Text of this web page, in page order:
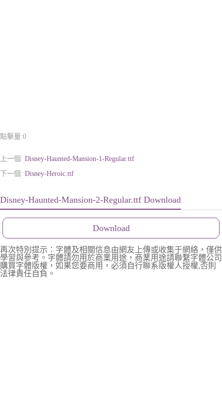
點擊量:0
上一個: Disney-Haunted-Mansion-1-Regular.ttf
下一個: Disney-Heroic.ttf
Disney-Haunted-Mansion-2-Regular.ttf Download
Download
再次特別提示：字體及相關信息由網友上傳或收集于網絡，僅供
學習與參考。字體請勿用於商業用途，商業用途請聯繫字體公司
購買字體版權，如果您要商用，必須自行聯系版權人授權,否則
法律責任自負。